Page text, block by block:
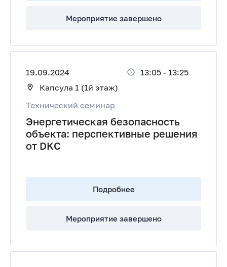
Мероприятие завершено
19.09.2024 13:05 - 13:25
Капсула 1 (1й этаж)
Технический семинар
Энергетическая безопасность
объекта: перспективные решения
от DKC
Подробнее
Мероприятие завершено